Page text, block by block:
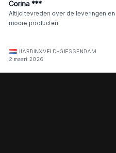
Corina ***
Altijd tevreden over de leveringen en
mooie producten.
HARDINXVELD-GIESSENDAM
2 maart 2026